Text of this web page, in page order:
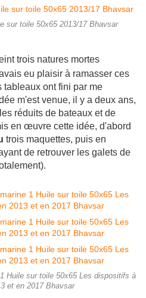
sur toile 50x65 2013/17 Bhavsar
trois natures mortes
eu plaisir à ramasser ces
tableaux ont fini par me
m'est venue, il y a deux ans,
réduits de bateaux et de
en œuvre cette idée, d'abord
trois maquettes, puis en
de retrouver les galets de
Huile sur toile 50x65 Les dispositifs à
et en 2017 Bhavsar